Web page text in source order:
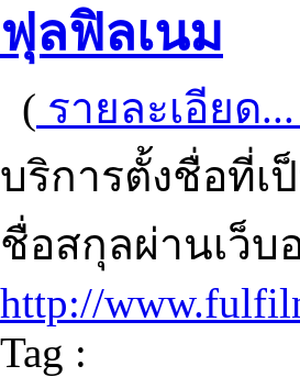
ฟุลฟิลเนม
( รายละเอียด...
บริการตั้งชื่อที่เ
ชื่อสกุลผ่านเว็บ
http://
Tag :